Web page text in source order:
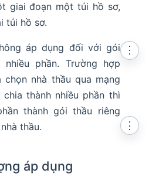
giai đoạn một túi hồ sơ,
túi hồ sơ.
áp dụng đối với gói
nhiều phần. Trường hợp
chọn nhà thầu qua mạng
thành nhiều phần thì
thành gói thầu riêng
thầu.
⋮
áp dụng
⋮